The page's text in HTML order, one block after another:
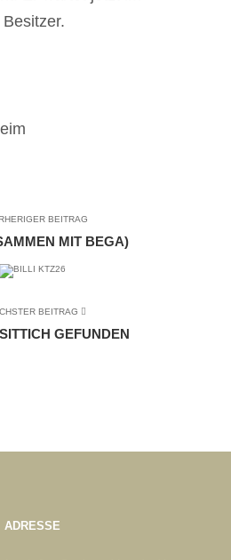
BEITRAG
MIT BEGA)
BEITRAG
GEFUNDEN
ADRESSE